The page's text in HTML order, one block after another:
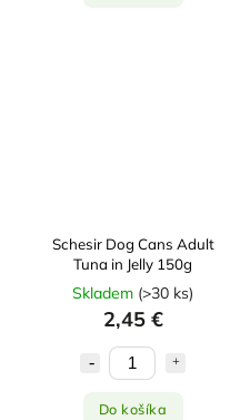
Schesir Dog Cans Adult
Tuna in Jelly 150g
Skladem (>30 ks)
2,45 €
Do košíka